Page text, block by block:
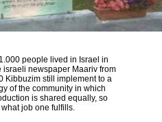
people lived in Israel in
israeli newspaper Maariv from
Kibbuzim still implement to a
of the community in which
is shared equally, so
job one fulfills.